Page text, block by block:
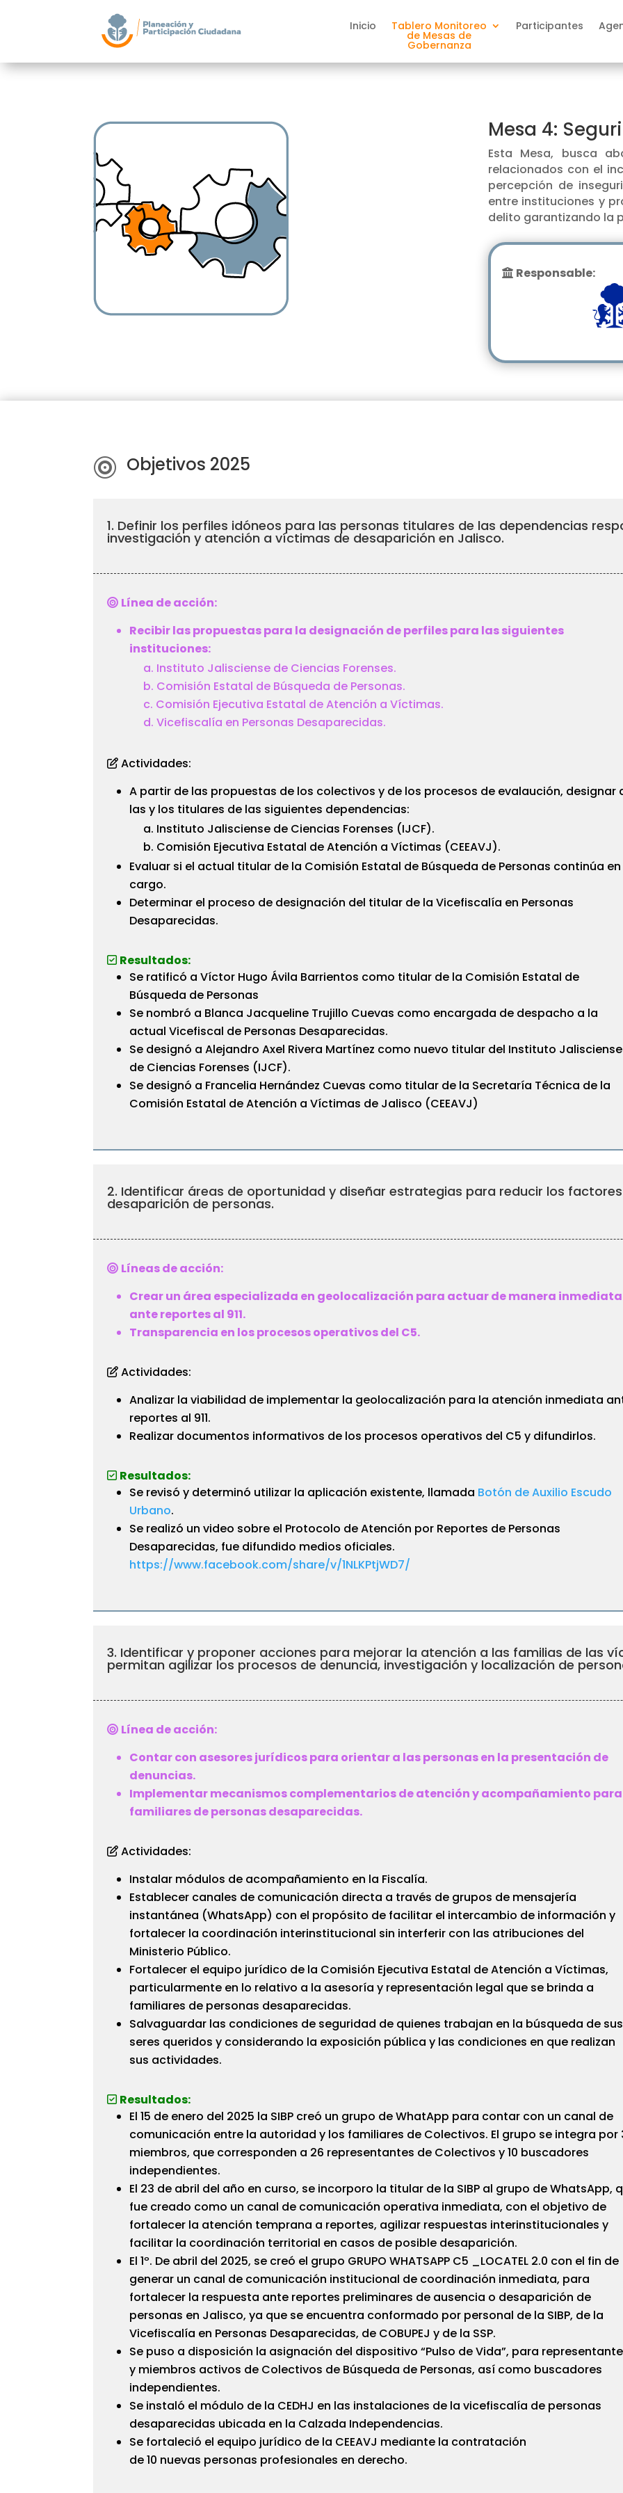
Inicio Tablero Monitoreo
de Mesas de
Gobernanza
Participantes
Mesa 4:
Esta Mesa, busca
relacionados con el
percepción de
entre instituciones y
delito garantizando la
Responsable:
 Objetivos 2025
1. Definir los perfiles idóneos para las personas titulares de las dependencias
investigación y atención a víctimas de desaparición en Jalisco.
Línea de acción:
Recibir las propuestas para la designación de perfiles para las siguientes
instituciones:
Instituto Jalisciense de Ciencias Forenses.
Comisión Estatal de Búsqueda de Personas.
Comisión Ejecutiva Estatal de Atención a Víctimas.
Vicefiscalía en Personas Desaparecidas.
Actividades:
A partir de las propuestas de los colectivos y de los procesos de evalaución, designar
las y los titulares de las siguientes dependencias:
Instituto Jalisciense de Ciencias Forenses (IJCF).
Comisión Ejecutiva Estatal de Atención a Víctimas (CEEAVJ).
Evaluar si el actual titular de la Comisión Estatal de Búsqueda de Personas continúa
cargo.
Determinar el proceso de designación del titular de la Vicefiscalía en Personas
Desaparecidas.
Resultados:
Se ratificó a Víctor Hugo Ávila Barrientos como titular de la Comisión Estatal de
Búsqueda de Personas
Se nombró a Blanca Jacqueline Trujillo Cuevas como encargada de despacho a la
actual Vicefiscal de Personas Desaparecidas.
Se designó a Alejandro Axel Rivera Martínez como nuevo titular del Instituto Jalisciense
de Ciencias Forenses (IJCF).
Se designó a Francelia Hernández Cuevas como titular de la Secretaría Técnica de la
Comisión Estatal de Atención a Víctimas de Jalisco (CEEAVJ)
2. Identificar áreas de oportunidad y diseñar estrategias para reducir los
desaparición de personas.
Líneas de acción:
Crear un área especializada en geolocalización para actuar de manera inmediata
ante reportes al 911.
Transparencia en los procesos operativos del C5.
Actividades:
Analizar la viabilidad de implementar la geolocalización para la atención inmediata
reportes al 911.
Realizar documentos informativos de los procesos operativos del C5 y difundirlos.
Resultados:
Se revisó y determinó utilizar la aplicación existente, llamada Botón de Auxilio Escudo
Urbano.
Se realizó un video sobre el Protocolo de Atención por Reportes de Personas
Desaparecidas, fue difundido medios oficiales.
https://www.facebook.com/share/v/1NLKPtjWD7/
3. Identificar y proponer acciones para mejorar la atención a las familias de las
permitan agilizar los procesos de denuncia, investigación y localización de
Línea de acción:
Contar con asesores jurídicos para orientar a las personas en la presentación de
denuncias.
Implementar mecanismos complementarios de atención y acompañamiento para
familiares de personas desaparecidas.
Actividades:
Instalar módulos de acompañamiento en la Fiscalía.
Establecer canales de comunicación directa a través de grupos de mensajería
instantánea (WhatsApp) con el propósito de facilitar el intercambio de información y
fortalecer la coordinación interinstitucional sin interferir con las atribuciones del
Ministerio Público.
Fortalecer el equipo jurídico de la Comisión Ejecutiva Estatal de Atención a Víctimas,
particularmente en lo relativo a la asesoría y representación legal que se brinda a
familiares de personas desaparecidas.
Salvaguardar las condiciones de seguridad de quienes trabajan en la búsqueda de sus
seres queridos y considerando la exposición pública y las condiciones en que realizan
sus actividades.
Resultados:
El 15 de enero del 2025 la SIBP creó un grupo de WhatApp para contar con un canal de
comunicación entre la autoridad y los familiares de Colectivos. El grupo se integra por
miembros, que corresponden a 26 representantes de Colectivos y 10 buscadores
independientes.
El 23 de abril del año en curso, se incorporo la titular de la SIBP al grupo de WhatsApp,
fue creado como un canal de comunicación operativa inmediata, con el objetivo de
fortalecer la atención temprana a reportes, agilizar respuestas interinstitucionales y
facilitar la coordinación territorial en casos de posible desaparición.
El 1º. De abril del 2025, se creó el grupo GRUPO WHATSAPP C5 _LOCATEL 2.0 con el fin de
generar un canal de comunicación institucional de coordinación inmediata, para
fortalecer la respuesta ante reportes preliminares de ausencia o desaparición de
personas en Jalisco, ya que se encuentra conformado por personal de la SIBP, de la
Vicefiscalía en Personas Desaparecidas, de COBUPEJ y de la SSP.
Se puso a disposición la asignación del dispositivo “Pulso de Vida”, para
y miembros activos de Colectivos de Búsqueda de Personas, así como buscadores
independientes.
Se instaló el módulo de la CEDHJ en las instalaciones de la vicefiscalía de personas
desaparecidas ubicada en la Calzada Independencias.
Se fortaleció el equipo jurídico de la CEEAVJ mediante la contratación
de 10 nuevas personas profesionales en derecho.